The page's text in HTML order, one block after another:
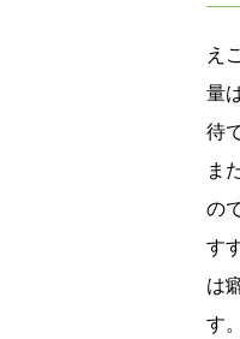
え
量
待
ま
の
す
は
す。